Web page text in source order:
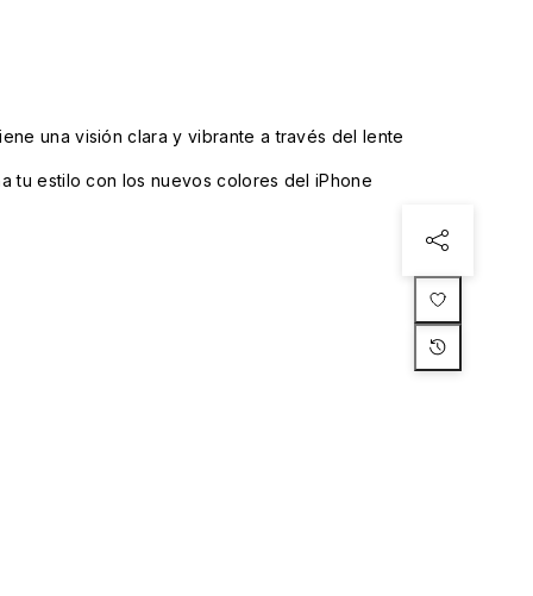
una visión clara y vibrante a través del lente
tu estilo con los nuevos colores del iPhone